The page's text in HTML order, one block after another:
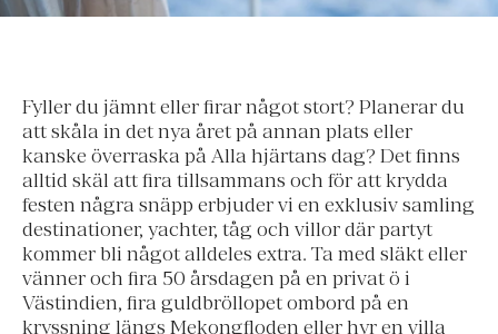
Fyller du jämnt eller firar något stort? Planerar du
att skåla in det nya året på annan plats eller
kanske överraska på Alla hjärtans dag? Det finns
alltid skäl att fira tillsammans och för att krydda
festen några snäpp erbjuder vi en exklusiv samling
destinationer, yachter, tåg och villor där partyt
kommer bli något alldeles extra. Ta med släkt eller
vänner och fira 50 årsdagen på en privat ö i
Västindien, fira guldbröllopet ombord på en
kryssning längs Mekongfloden eller hyr en villa